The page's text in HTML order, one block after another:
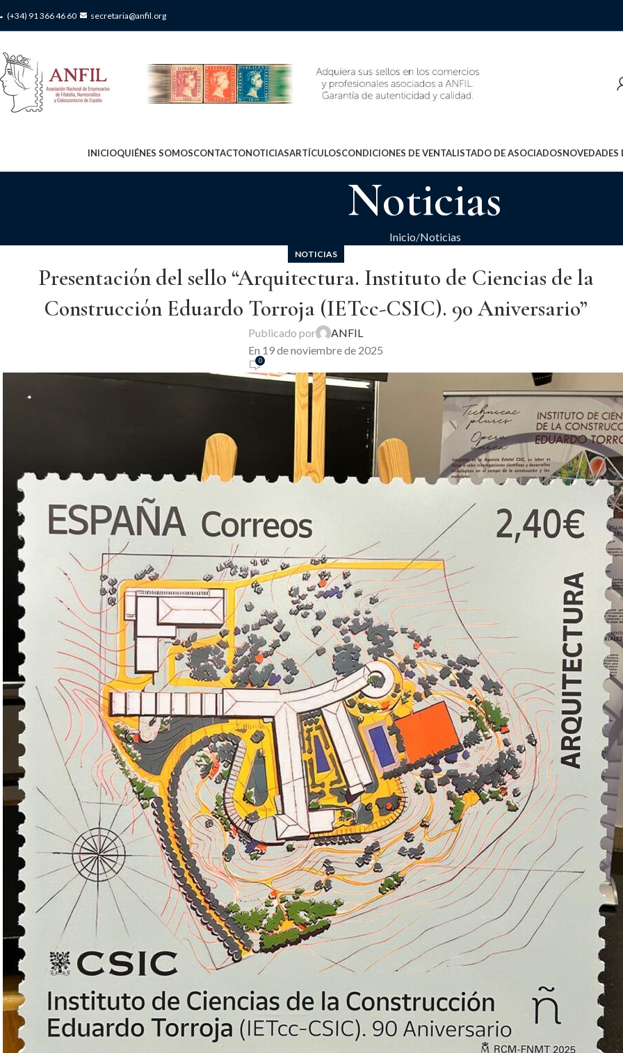
(+34) 91 366 46 60 secretaria@anfil.org
INICIOQUIÉNES SOMOSCONTACTONOTICIASARTÍCULOSCONDICIONES DE VENTALISTADO DE ASOCIADOSNOVEDADES
Noticias
Inicio Noticias
NOTICIAS
Presentación del sello “Arquitectura. Instituto de Ciencias de la
Construcción Eduardo Torroja (IETcc-CSIC). 90 Aniversario”
Publicado por
ANFIL
En 19 de noviembre de 2025
0